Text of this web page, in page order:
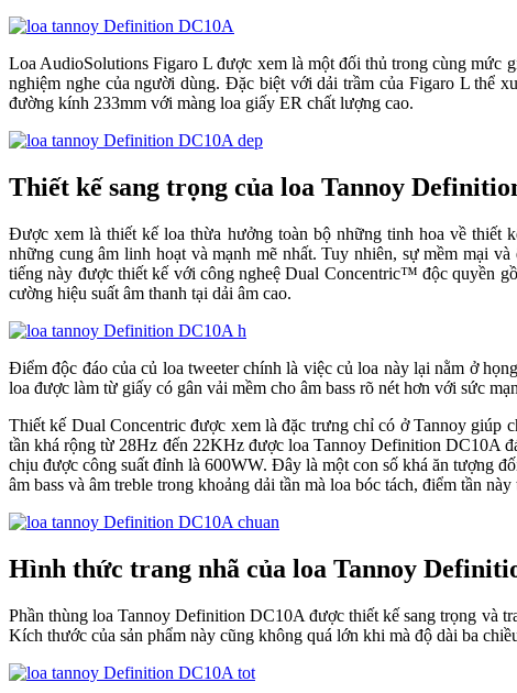
Loa AudioSolutions Figaro L được xem là một đối thủ trong cùng mức
nghiệm nghe của người dùng. Đặc biệt với dải trầm của Figaro L thể
đường kính 233mm với màng loa giấy ER chất lượng cao.
Thiết kế sang trọng của loa Tannoy
Được xem là thiết kế loa thừa hưởng toàn bộ những tinh hoa về thiết
những cung âm linh hoạt và mạnh mẽ nhất. Tuy nhiên, sự mềm mại
tiếng này được thiết kế với công ngheệ Dual Concentric™ độc quyền
cường hiệu suất âm thanh tại dải âm cao.
Điểm độc đáo của củ loa tweeter chính là việc củ loa này lại nằm ở
loa được làm từ giấy có gân vải mềm cho âm bass rõ nét hơn với sức
Thiết kế Dual Concentric được xem là đặc trưng chỉ có ở Tannoy giúp
tần khá rộng từ 28Hz đến 22KHz được loa Tannoy Definition DC10A
chịu được công suất đỉnh là 600WW. Đây là một con số khá ăn tượng
âm bass và âm treble trong khoảng dải tần mà loa bóc tách, điểm tần
Hình thức trang nhã của loa Tannoy
Phần thùng loa Tannoy Definition DC10A được thiết kế sang trọng và
Kích thước của sản phẩm này cũng không quá lớn khi mà độ dài ba